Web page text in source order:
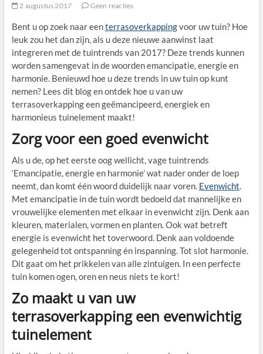
2 augustus 2017 Geen reacties
Bent u op zoek naar eenterrasoverkappingvoor uw tuin? Hoe
leuk zou het dan zijn, als u deze nieuwe aanwinst laat
integreren met de tuintrends van 2017? Deze trends kunnen
worden samengevat in de woorden emancipatie, energie en
harmonie. Benieuwd hoe u deze trends in uw tuin op kunt
nemen? Lees dit blog en ontdek hoe u van uw
terrasoverkapping een geëmancipeerd, energiek en
harmonieus tuinelement maakt!
Zorg voor een goed evenwicht
Als u de, op het eerste oog wellicht, vage tuintrends
‘Emancipatie, energie en harmonie’ wat nader onder de loep
neemt, dan komt één woord duidelijk naar voren. Evenwicht.
Met emancipatie in de tuin wordt bedoeld dat mannelijke en
vrouwelijke elementen met elkaar in evenwicht zijn. Denk aan
kleuren, materialen, vormen en planten. Ook wat betreft
energie is evenwicht het toverwoord. Denk aan voldoende
gelegenheid tot ontspanning én inspanning. Tot slot harmonie.
Dit gaat om het prikkelen van alle zintuigen. In een perfecte
tuin komen ogen, oren en neus niets te kort!
Zo maakt u van uw
terrasoverkapping een evenwichtig
tuinelement